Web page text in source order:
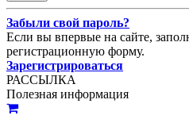
Забыли свой пароль?
Если вы впервые на сайте,
регистрационную форму.
Зарегистрироваться
РАССЫЛКА
Полезная информация